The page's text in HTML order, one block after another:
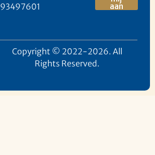
93497601
aan
Copyright © 2022-2026. All
Rights Reserved.